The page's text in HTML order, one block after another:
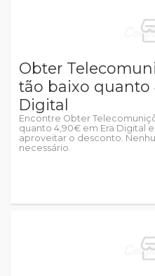
Obter
tão baixo quanto
Digital
Encontre Obter
quanto 4,90€ em Era Digital
aproveitar o desconto.
necessário.